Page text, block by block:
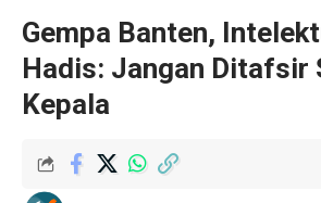
Gempa Banten,
Hadis: Jangan Ditafsir
Kepala